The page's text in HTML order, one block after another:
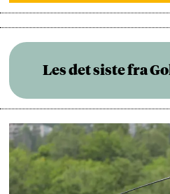
Les det siste fra